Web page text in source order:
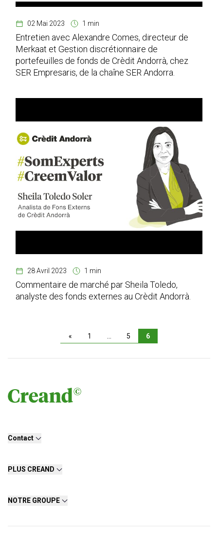
02 Mai 2023 1 min
Entretien avec Alexandre Comes, directeur de
Merkaat et Gestion discrétionnaire de
portefeuilles de fonds de Crèdit Andorrà, chez
SER Empresaris, de la chaîne SER Andorra.
28 Avril 2023 1 min
Commentaire de marché par Sheila Toledo,
analyste des fonds externes au Crèdit Andorrà.
« 1 5 6
Contact
PLUS CREAND
NOTRE GROUPE